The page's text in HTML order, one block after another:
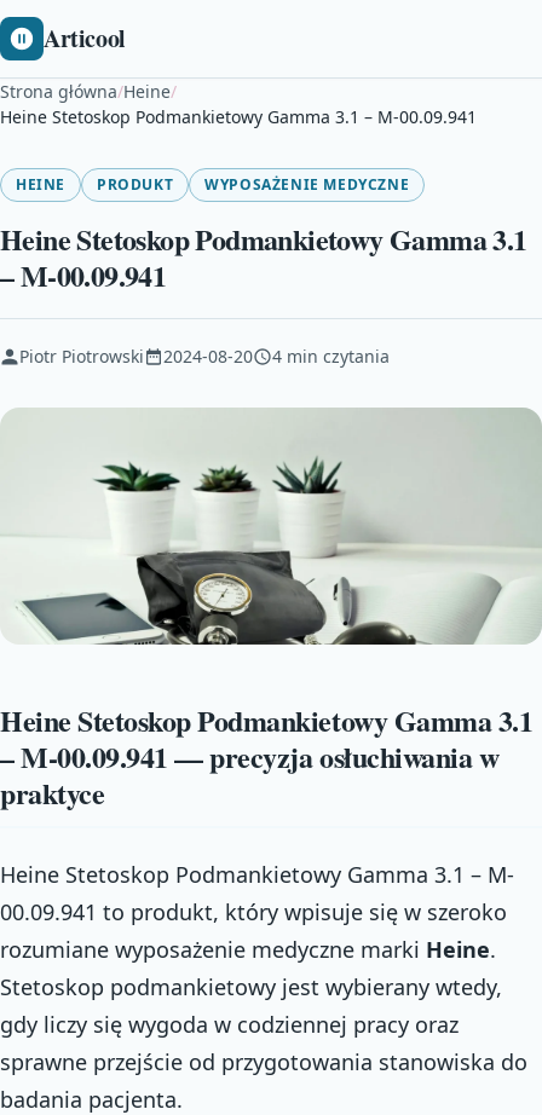
Articool
Strona główna/Heine/
Heine Stetoskop Podmankietowy Gamma 3.1 – M-00.09.941
HEINE PRODUKT WYPOSAŻENIE MEDYCZNE
Heine Stetoskop Podmankietowy Gamma 3.1
– M-00.09.941
Piotr Piotrowski 2024-08-20 4 min czytania
Heine Stetoskop Podmankietowy Gamma 3.1
– M-00.09.941 — precyzja osłuchiwania w
praktyce
Heine Stetoskop Podmankietowy Gamma 3.1 – M-
00.09.941 to produkt, który wpisuje się w szeroko
rozumiane wyposażenie medyczne marki Heine.
Stetoskop podmankietowy jest wybierany wtedy,
gdy liczy się wygoda w codziennej pracy oraz
sprawne przejście od przygotowania stanowiska do
badania pacjenta.